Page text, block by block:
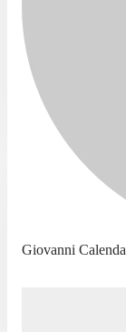
Giovanni Calenda